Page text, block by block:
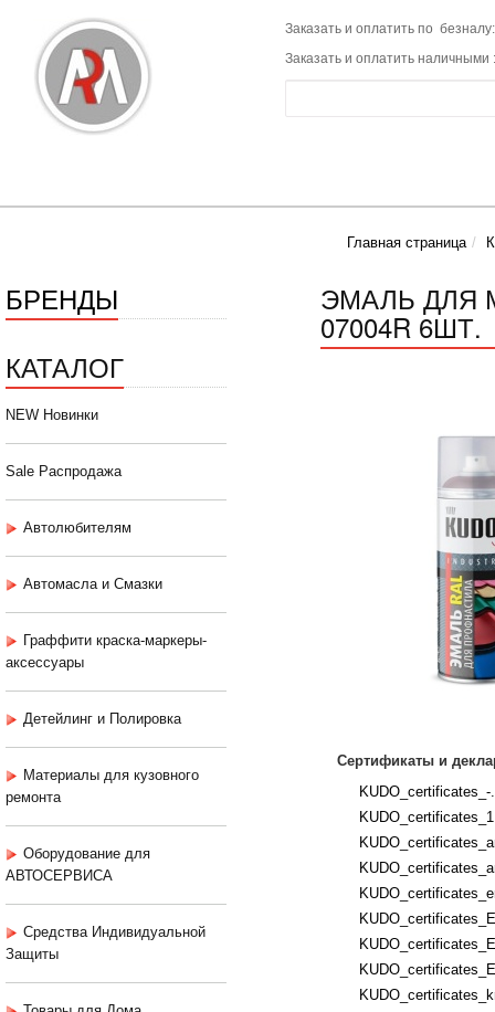
Заказать и оплатить по
Заказать и оплатить наличными
Главная страница
БРЕНДЫ
КАТАЛОГ
NEW Новинки
Sale Распродажа
Автолюбителям
Автомасла и Смазки
Граффити краска-маркеры-
аксессуары
Детейлинг и Полировка
Материалы для кузовного
ремонта
Оборудование для
АВТОСЕРВИСА
Средства Индивидуальной
Защиты
ЭМАЛЬ ДЛЯ
07004R 6ШТ.
Сертификаты и
KUDO_certificates_-